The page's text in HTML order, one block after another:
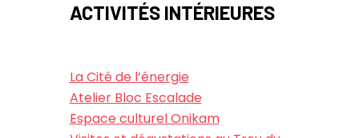
ACTIVITÉS INTÉRIEURES
La Cité de l’énergie
Atelier Bloc Escalade
Espace culturel Onikam